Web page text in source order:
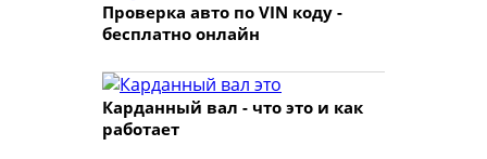
Проверка авто по VIN коду -
бесплатно онлайн
Карданный вал - что это и как
работает